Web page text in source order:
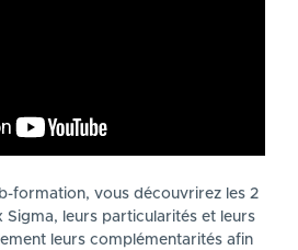
formation, vous découvrirez les 2
Sigma, leurs particularités et leurs
leurs complémentarités afin